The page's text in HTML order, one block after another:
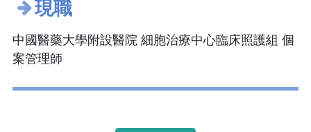
現職
中國醫藥大學附設醫院 細胞治療中心臨床照護組 個
案管理師